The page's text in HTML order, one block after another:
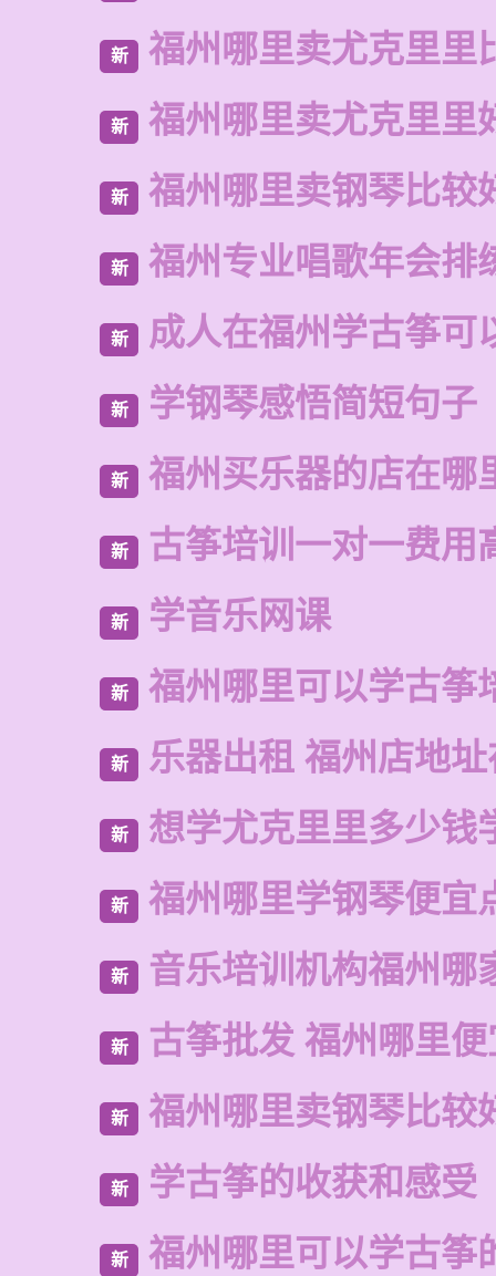
新 福州哪里卖尤克里里
新 福州哪里卖尤克里里
新 福州哪里卖钢琴比较
新 福州专业唱歌年会排
新 成人在福州学古筝可
新 学钢琴感悟简短句子
新 福州买乐器的店在哪
新 古筝培训一对一费用
新 学音乐网课
新 福州哪里可以学古筝
新 乐器出租 福州店地
新 想学尤克里里多少钱
新 福州哪里学钢琴便宜
新 音乐培训机构福州哪
新 古筝批发 福州哪里
新 福州哪里卖钢琴比较
新 学古筝的收获和感受
新 福州哪里可以学古筝